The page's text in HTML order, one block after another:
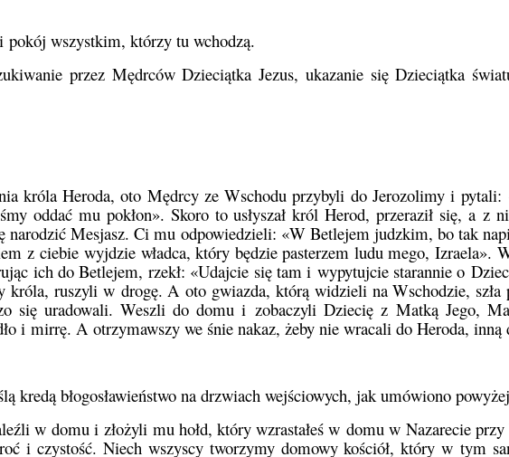
wszystkim, którzy tu wchodzą.
przez Mędrców Dzieciątka Jezus, ukazanie się Dzieciątka
króla Heroda, oto Mędrcy ze Wschodu przybyli do Jerozolimy i
oddać mu pokłon». Skoro to usłyszał król Herod, przeraził się, a z
narodzić Mesjasz. Ci mu odpowiedzieli: «W Betlejem judzkim, bo tak
z ciebie wyjdzie władca, który będzie pasterzem ludu mego, Izraela».
ich do Betlejem, rzekł: «Udajcie się tam i wypytujcie starannie o
króla, ruszyli w drogę. A oto gwiazda, którą widzieli na Wschodzie, szła
się uradowali. Weszli do domu i zobaczyli Dziecię z Matką Jego,
i mirrę. A otrzymawszy we śnie nakaz, żeby nie wracali do Heroda,
kredą błogosławieństwo na drzwiach wejściowych, jak umówiono
w domu i złożyli mu hołd, który wzrastałeś w domu w Nazarecie
i czystość. Niech wszyscy tworzymy domowy kościół, który w tym